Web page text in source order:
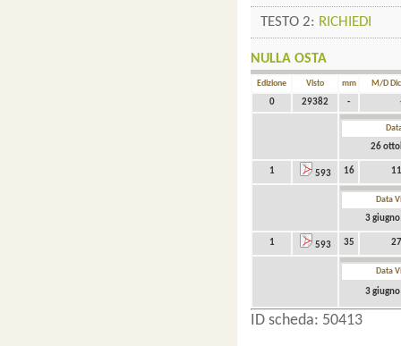
TESTO 2: RICHIEDI
NULLA OSTA
Edizione Visto mm
M/D
0
29382 -
26
1 593 16
Data
3
1 593 35
Data
3
ID scheda: 50413